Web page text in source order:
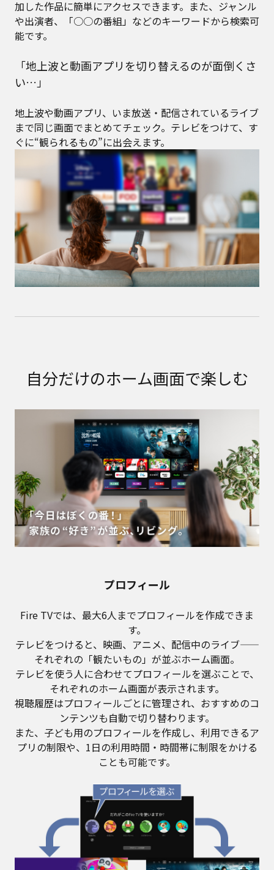
加した作品に簡単にアクセスできます。また、ジャンル
や出演者、「○○の番組」などのキーワードから検索可
能です。
「地上波と動画アプリを切り替えるのが面倒くさ
い…」
地上波や動画アプリ、いま放送・配信されているライブ
まで同じ画面でまとめてチェック。テレビをつけて、す
ぐに“観られるもの”に出会えます。
自分だけのホーム画面で楽しむ
プロフィール
Fire TVでは、最大6人までプロフィールを作成できま
す。
テレビをつけると、映画、アニメ、配信中のライブ——
それぞれの「観たいもの」が並ぶホーム画面。
テレビを使う人に合わせてプロフィールを選ぶことで、
それぞれのホーム画面が表示されます。
視聴履歴はプロフィールごとに管理され、おすすめのコ
ンテンツも自動で切り替わります。
また、子ども用のプロフィールを作成し、利用できるア
プリの制限や、1日の利用時間・時間帯に制限をかける
ことも可能です。